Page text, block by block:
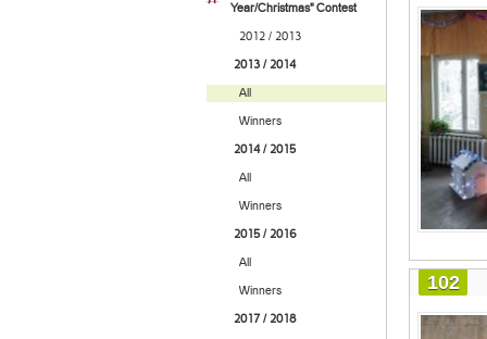
Year/Christmas" Contest
2012 / 2013
2013 / 2014
All
Winners
2014 / 2015
All
Winners
2015 / 2016
All
Winners
2017 / 2018
102